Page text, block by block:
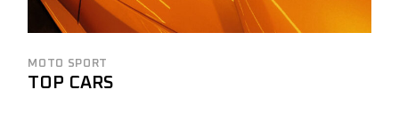
MOTO SPORT
TOP CARS